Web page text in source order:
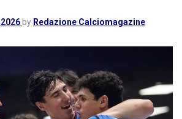
by Redazione Calciomagazine